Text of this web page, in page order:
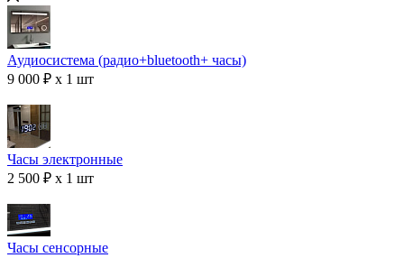
Аудиосистема (радио+bluetooth+ часы)
9 000 ₽ x 1 шт
Часы электронные
2 500 ₽ x 1 шт
Часы сенсорные